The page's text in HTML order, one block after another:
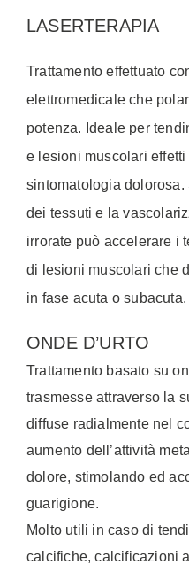
LASERTERAPIA
Trattamento effettuato
elettromedicale che
potenza. Ideale per
e lesioni muscolari
sintomatologia
dei tessuti e la
irrorate può accelerare i
di lesioni muscolari che
in fase acuta o subacuta.
ONDE D’URTO
Trattamento basato su
trasmesse attraverso la
diffuse radialmente nel
aumento dell’attività
dolore, stimolando ed
guarigione.
Molto utili in caso di
calcifiche, calcificazioni